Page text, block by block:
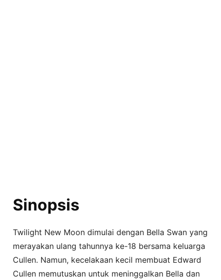
Sinopsis
Twilight New Moon dimulai dengan Bella Swan yang
merayakan ulang tahunnya ke-18 bersama keluarga
Cullen. Namun, kecelakaan kecil membuat Edward
Cullen memutuskan untuk meninggalkan Bella dan